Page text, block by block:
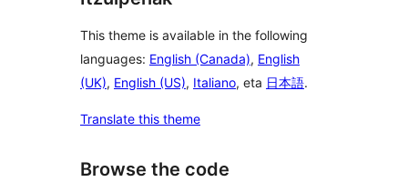
This theme is available in the following
languages: English (Canada), English
(UK), English (US), Italiano, eta 日本語.
Translate this theme
Browse the code